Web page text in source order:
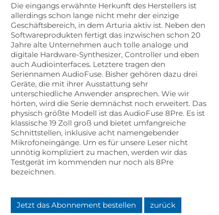
Die eingangs erwähnte Herkunft des Herstellers ist
allerdings schon lange nicht mehr der einzige
Geschäftsbereich, in dem Arturia aktiv ist. Neben den
Softwareprodukten fertigt das inzwischen schon 20
Jahre alte Unternehmen auch tolle analoge und
digitale Hardware-Synthesizer, Controller und eben
auch Audiointerfaces. Letztere tragen den
Seriennamen AudioFuse. Bisher gehören dazu drei
Geräte, die mit ihrer Ausstattung sehr
unterschiedliche Anwender ansprechen. Wie wir
hörten, wird die Serie demnächst noch erweitert. Das
physisch größte Modell ist das AudioFuse 8Pre. Es ist
klassische 19 Zoll groß und bietet umfangreiche
Schnittstellen, inklusive acht namengebender
Mikrofoneingänge. Um es für unsere Leser nicht
unnötig kompliziert zu machen, werden wir das
Testgerät im kommenden nur noch als 8Pre
bezeichnen.
Jetzt das Abonnement bestellen zurück